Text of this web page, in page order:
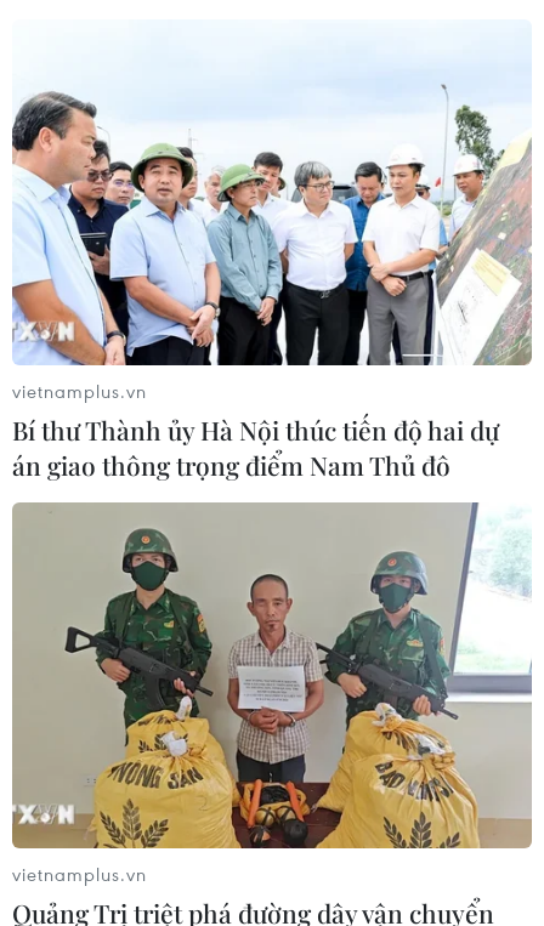
TIN CÙNG CHUYÊN MỤC
Olympic Trí tuệ nhân
tạo quốc tế 2026: 7/8 học sinh Việt
Nam đoạt huy chương
vietnamplus.vn
Bí thư Thành ủy Hà Nội thúc tiến độ hai dự
án giao thông trọng điểm Nam Thủ đô
vietnamplus.vn
Quảng Trị triệt phá đường dây vận chuyển